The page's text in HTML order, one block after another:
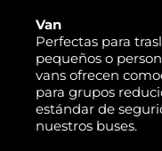
Van
Perfectas para
pequeños o
vans ofrecen
para grupos
estándar de
nuestros buses.